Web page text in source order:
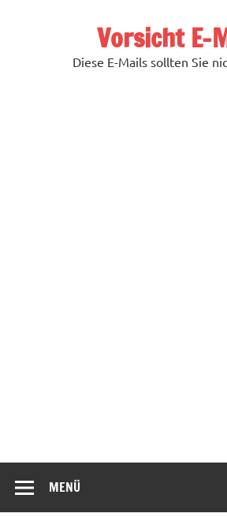
Vorsicht E-
Diese E-Mails sollten Sie
MENÜ